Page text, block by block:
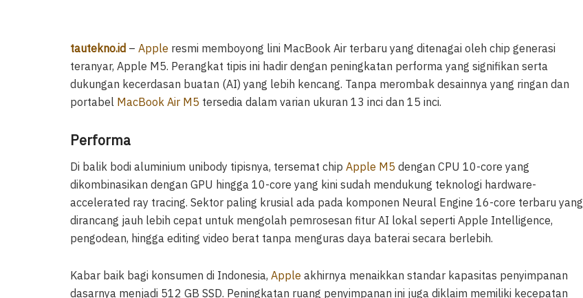
tautekno.id – Apple resmi memboyong lini MacBook Air terbaru yang ditenagai oleh chip generasi
teranyar, Apple M5. Perangkat tipis ini hadir dengan peningkatan performa yang signifikan serta
dukungan kecerdasan buatan (AI) yang lebih kencang. Tanpa merombak desainnya yang ringan dan
portabel MacBook Air M5 tersedia dalam varian ukuran 13 inci dan 15 inci.
Performa
Di balik bodi aluminium unibody tipisnya, tersemat chip Apple M5 dengan CPU 10-core yang
dikombinasikan dengan GPU hingga 10-core yang kini sudah mendukung teknologi hardware-
accelerated ray tracing. Sektor paling krusial ada pada komponen Neural Engine 16-core terbaru yang
dirancang jauh lebih cepat untuk mengolah pemrosesan fitur AI lokal seperti Apple Intelligence,
pengodean, hingga editing video berat tanpa menguras daya baterai secara berlebih.
Kabar baik bagi konsumen di Indonesia, Apple akhirnya menaikkan standar kapasitas penyimpanan
dasarnya menjadi 512 GB SSD. Peningkatan ruang penyimpanan ini juga diklaim memiliki kecepatan